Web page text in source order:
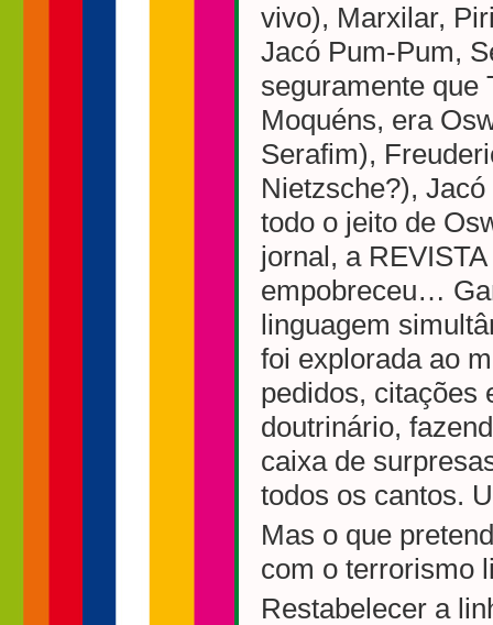
vivo), Marxilar,
Jacó Pum-Pum,
seguramente que
Moquéns, era
Serafim),
Nietzsche?),
todo o jeito de
jornal, a
empobreceu…
linguagem
foi explorada ao
pedidos, citações
doutrinário,
caixa de
todos os cantos.
Mas o que
com o terrorismo
Restabelecer a